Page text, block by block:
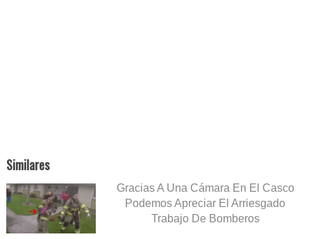
Similares
Gracias A Una Cámara En El Casco
Podemos Apreciar El Arriesgado
Trabajo De Bomberos